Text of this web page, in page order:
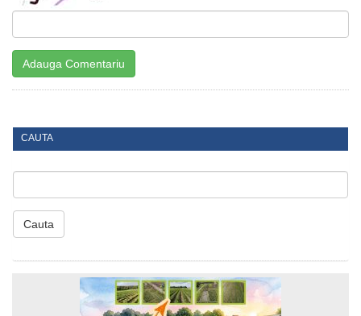
CAUTA
Cauta